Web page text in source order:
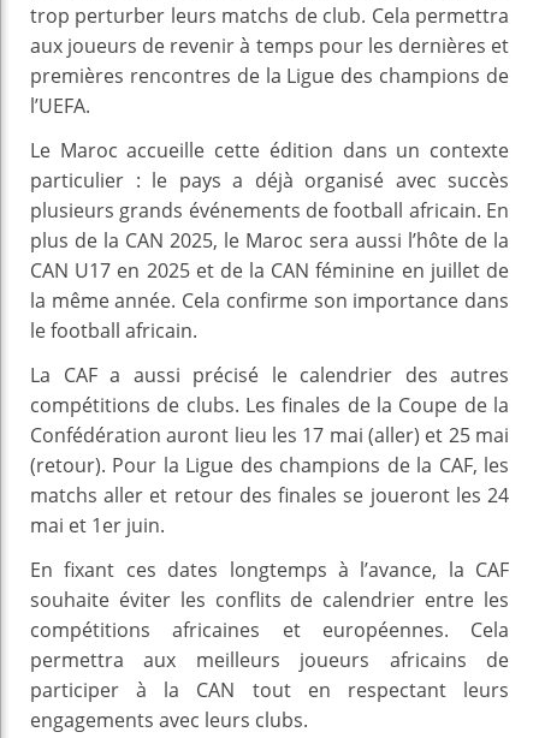
trop perturber leurs matchs de club. Cela permettra
aux joueurs de revenir à temps pour les dernières et
premières rencontres de la Ligue des champions de
l’UEFA.
Le Maroc accueille cette édition dans un contexte
particulier : le pays a déjà organisé avec succès
plusieurs grands événements de football africain. En
plus de la CAN 2025, le Maroc sera aussi l’hôte de la
CAN U17 en 2025 et de la CAN féminine en juillet de
la même année. Cela confirme son importance dans
le football africain.
La CAF a aussi précisé le calendrier des autres
compétitions de clubs. Les finales de la Coupe de la
Confédération auront lieu les 17 mai (aller) et 25 mai
(retour). Pour la Ligue des champions de la CAF, les
matchs aller et retour des finales se joueront les 24
mai et 1er juin.
En fixant ces dates longtemps à l’avance, la CAF
souhaite éviter les conflits de calendrier entre les
compétitions africaines et européennes. Cela
permettra aux meilleurs joueurs africains de
participer à la CAN tout en respectant leurs
engagements avec leurs clubs.